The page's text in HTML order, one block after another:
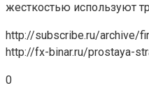
жесткостью используют
http://subscribe.ru/archive/
http://fx-binar.ru/prostaya-
0